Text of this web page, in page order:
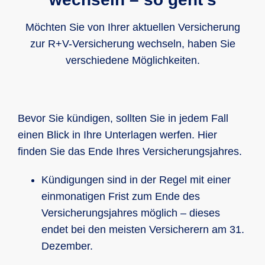
zum Tragen kommt. Sie ist in allen Kfz-
Haftpflichtversicherungstarifen der R+V
enthalten.
Mit diesem geringen Jahresbeitrag
profitieren Sie unterwegs sowohl in
Deutschland als auch im europäischen
Ausland im Falle einer Panne, eines
bei derPannenhilfe und Abschleppen
sowie einem Mietwagen als
Ersatzfahrzeugfür die Dauer der
Reparatur.
Auch ein Reiseschutzbrief ist enthalten,
der Leistungen wie
Krankenrücktransport oder die
Vermittlung ärztlicher Betreuung
Möchten Sie von Ihrer aktuellen Versicherung
zur R+V-Versicherung wechseln, haben Sie
verschiedene Möglichkeiten.
Bevor Sie kündigen, sollten Sie in jedem Fall
einen Blick in Ihre Unterlagen werfen. Hier
finden Sie das Ende Ihres Versicherungsjahres.
Kündigungen sind in der Regel mit einer
einmonatigen Frist zum Ende des
Versicherungsjahres möglich – dieses
endet bei den meisten Versicherern am 31.
Dezember.